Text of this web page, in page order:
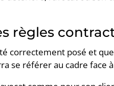
règles
correctement posé et
se référer au cadre face